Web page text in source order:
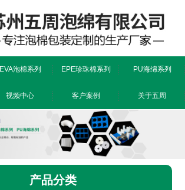
EVA泡棉系列 EPE珍珠棉系列 PU海绵系列
视频中心 客户案例 关于五周
产品分类